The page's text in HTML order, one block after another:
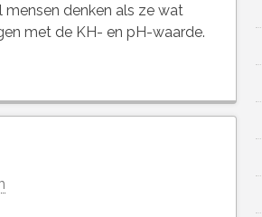
denken als ze wat
met de KH- en pH-waarde.